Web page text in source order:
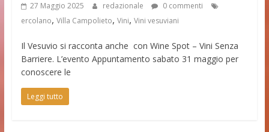
27 Maggio 2025 redazionale
0 commenti
ercolano, Villa Campolieto, Vini, Vini vesuviani
Il Vesuvio si racconta anche con Wine Spot – Vini Senza
Barriere. L’evento Appuntamento sabato 31 maggio per
conoscere le
Leggi tutto